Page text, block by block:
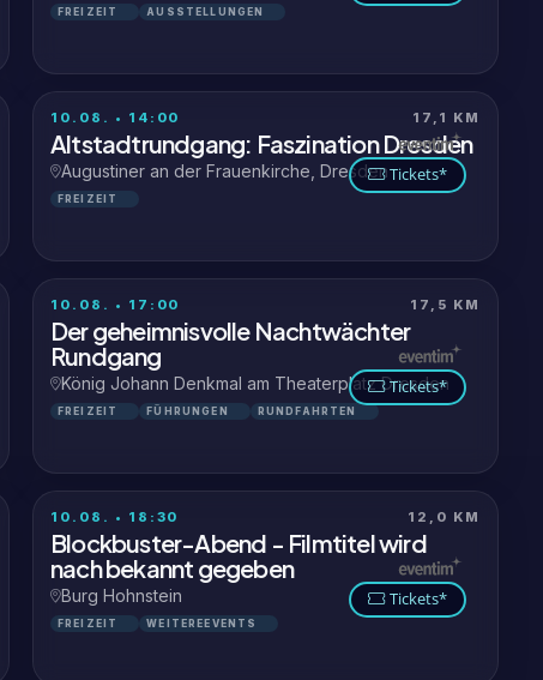
FREIZEIT AUSSTELLUNGEN
10.08. • 14:00 17,1 KM
Altstadtrundgang: Faszination Dresden
Augustiner an der Frauenkirche, Dresden
FREIZEIT
Tickets*
10.08. • 17:00 17,5 KM
Der geheimnisvolle Nachtwächter
Rundgang
König Johann Denkmal am Theaterplatz Dresden
FREIZEIT FÜHRUNGEN RUNDFAHRTEN
Tickets*
10.08. • 18:30 12,0 KM
Blockbuster-Abend - Filmtitel wird
nach bekannt gegeben
Burg Hohnstein
FREIZEIT WEITEREEVENTS
Tickets*